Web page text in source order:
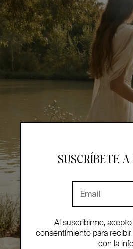
SUSCRÍBETE
Al suscribirme,
consentimiento para
con la